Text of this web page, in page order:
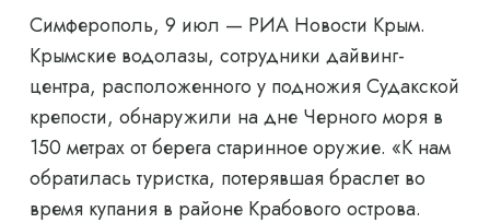
Симферополь, 9 июл — РИА Новости Крым.
Крымские водолазы, сотрудники дайвинг-
центра, расположенного у подножия Судакской
крепости, обнаружили на дне Черного моря в
150 метрах от берега старинное оружие. «К нам
обратилась туристка, потерявшая браслет во
время купания в районе Крабового острова.